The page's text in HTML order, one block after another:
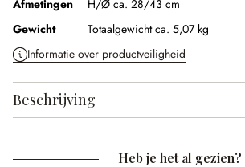
Afmetingen
H/Ø ca. 28/43 cm
Gewicht
Totaalgewicht ca. 5,07 kg
Informatie over productveiligheid
Beschrijving
Heb je het al gezien?